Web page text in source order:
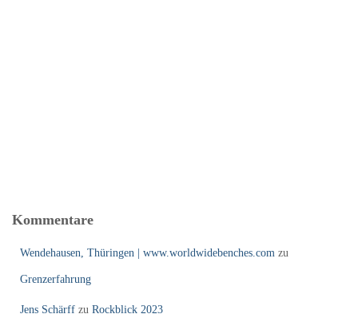
Kommentare
Wendehausen, Thüringen | www.worldwidebenches.com zu
Grenzerfahrung
Jens Schärff zu Rockblick 2023